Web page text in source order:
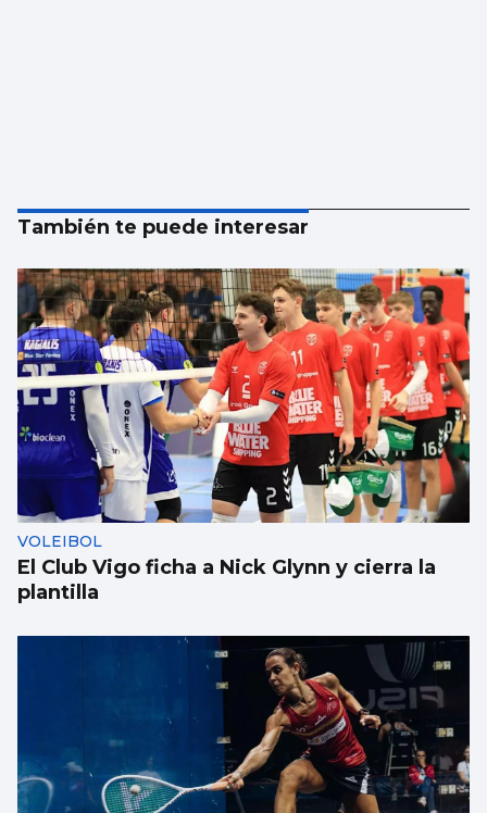
También te puede interesar
VOLEIBOL
El Club Vigo ficha a Nick Glynn y cierra la
plantilla